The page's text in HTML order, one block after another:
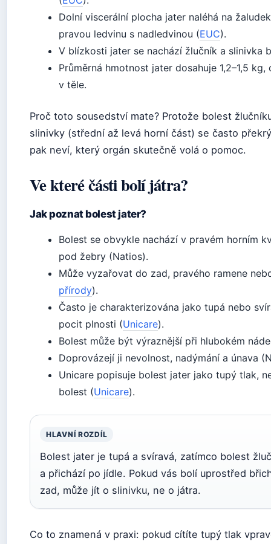
Dolní viscerální plocha jater naléhá na
pravou ledvinu s nadledvinou (EUC).
V blízkosti jater se nachází žlučník a slinivka
Průměrná hmotnost jater dosahuje 1,2–1,5
v těle.
Proč toto sousedství mate? Protože bolest
slinivky (střední až levá horní část) se často
pak neví, který orgán skutečně volá o pomoc.
Ve které části bolí játra?
Jak poznat bolest jater?
Bolest se obvykle nachází v pravém horním
pod žebry (Natios).
Může vyzařovat do zad, pravého ramene
přírody).
Často je charakterizována jako tupá nebo
pocit plnosti (Unicare).
Bolest může být výraznější při hlubokém
Doprovázejí ji nevolnost, nadýmání a únava
Unicare popisuje bolest jater jako tupý tlak,
bolest (Unicare).
HLAVNÍ ROZDÍL
Bolest jater je tupá a svíravá, zatímco bolest
a přichází po jídle. Pokud vás bolí uprostřed
zad, může jít o slinivku, ne o játra.
Co to znamená v praxi: pokud cítíte tupý tlak